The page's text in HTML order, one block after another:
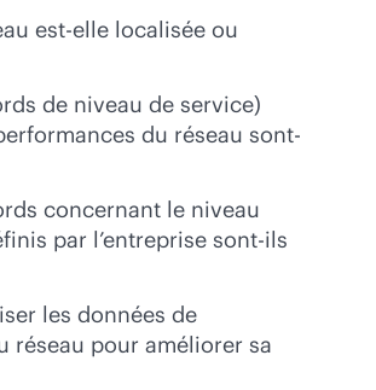
est-elle localisée ou
de niveau de service)
du réseau sont-
concernant le niveau
par l’entreprise sont-ils
les données de
réseau pour améliorer sa